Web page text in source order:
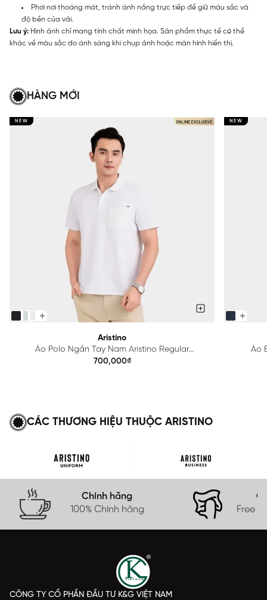
Phơi nơi thoáng mát, tránh ánh nắng trực tiếp để giữ màu sắc và
độ bền của vải.
Lưu ý: Hình ảnh chỉ mang tính chất minh họa. Sản phẩm thực tế có thể
khác về màu sắc do ánh sáng khi chụp ảnh hoặc màn hình hiển thị.
HÀNG MỚI
NEW
Aristino
Áo Polo Ngắn Tay Nam Aristino Regular
APS615EDP01
700,000₫
NEW
Áo
CÁC THƯƠNG HIỆU THUỘC ARISTINO
Chính hãng
100% Chính hãng
Free
CÔNG TY CỔ PHẦN ĐẦU TƯ K&G VIỆT NAM